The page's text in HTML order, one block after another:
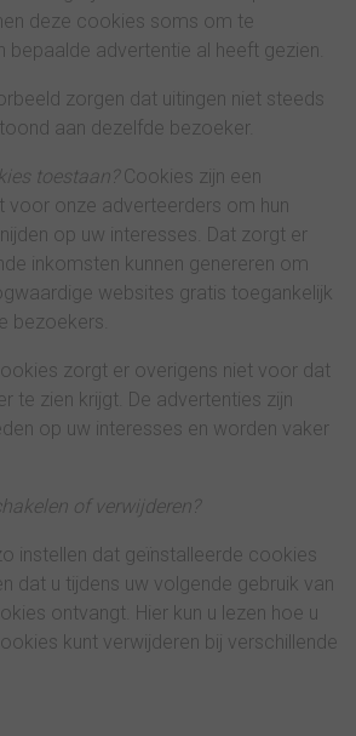
deze cookies soms om te
bepaalde advertentie al heeft gezien.
zorgen dat uitingen niet steeds
aan dezelfde bezoeker.
toestaan?Cookies zijn een
voor onze adverteerders om hun
op uw interesses. Dat zorgt er
inkomsten kunnen genereren om
websites gratis toegankelijk
bezoekers.
zorgt er overigens niet voor dat
te zien krijgt. De advertenties zijn
op uw interesses en worden vaker
of verwijderen?
instellen dat geïnstalleerde cookies
dat u tijdens uw volgende gebruik van
ontvangt. Hier kun u lezen hoe u
kunt verwijderen bij verschillende